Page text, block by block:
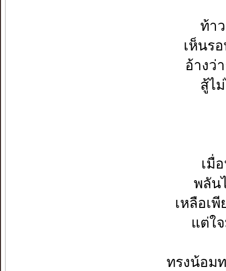
ท้า
เห็นร
อ้างว่
สู้ไ
เมื่
พลัน
เหลือเ
แต่ใ
ทรงน้อม